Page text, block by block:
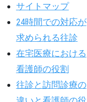
サイトマップ
24時間での対応が
求められる往診
在宅医療における
看護師の役割
往診と訪問診療の